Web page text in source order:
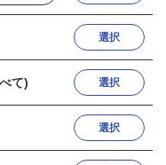
選択
て) 選択
選択